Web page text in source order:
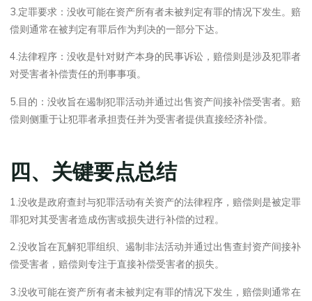
3.定罪要求：没收可能在资产所有者未被判定有罪的情况下发生。赔
偿则通常在被判定有罪后作为判决的一部分下达。
4.法律程序：没收是针对财产本身的民事诉讼，赔偿则是涉及犯罪者
对受害者补偿责任的刑事事项。
5.目的：没收旨在遏制犯罪活动并通过出售资产间接补偿受害者。赔
偿则侧重于让犯罪者承担责任并为受害者提供直接经济补偿。
四、关键要点总结
1.没收是政府查封与犯罪活动有关资产的法律程序，赔偿则是被定罪
罪犯对其受害者造成伤害或损失进行补偿的过程。
2.没收旨在瓦解犯罪组织、遏制非法活动并通过出售查封资产间接补
偿受害者，赔偿则专注于直接补偿受害者的损失。
3.没收可能在资产所有者未被判定有罪的情况下发生，赔偿则通常在